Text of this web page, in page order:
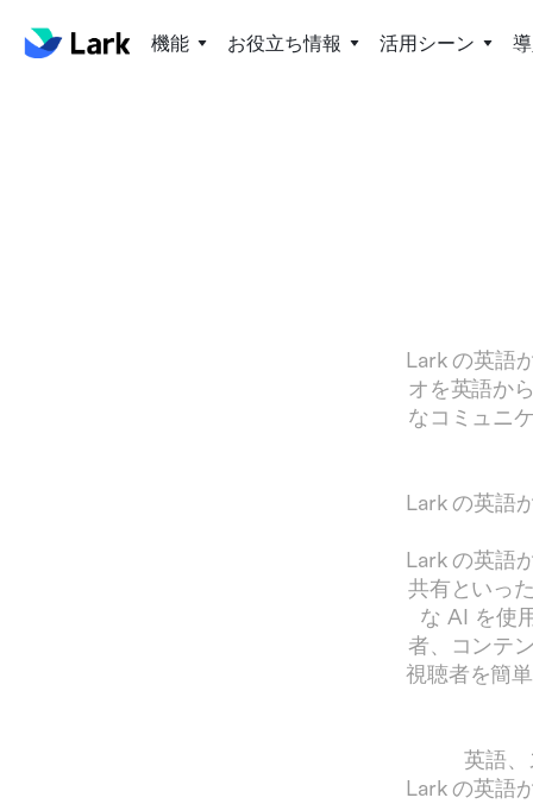
機能 お役立ち情報 活用シーン
Lark の英語
オを英語か
なコミュニ
Lark の英語
Lark の英語
共有といっ
な AI を使
者、コンテ
視聴者を簡
英語
Lark の英語